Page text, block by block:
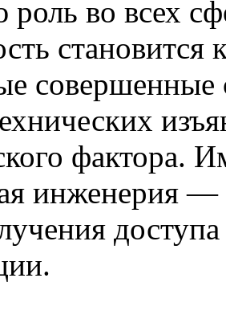
роль во всех
фактора.
инженерия